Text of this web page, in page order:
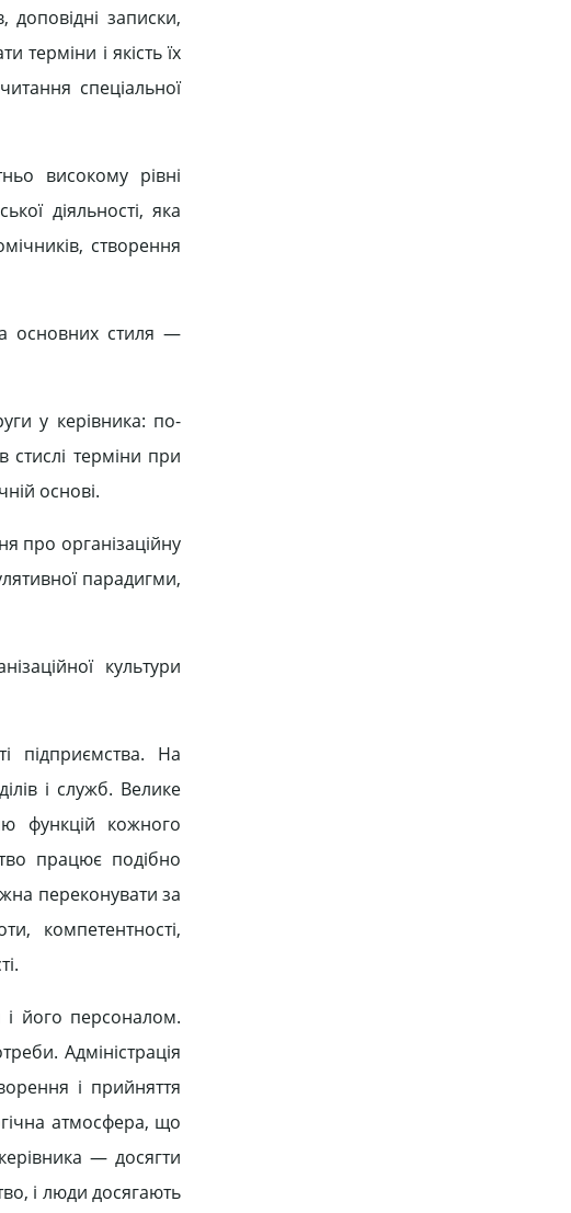
записки,
і якість їх
спеціальної
високому рівні
діяльності, яка
створення
основних стиля —
у керівника: по-
терміни при
основі.
про організаційну
парадигми,
культури
підприємства. На
і служб. Велике
функцій кожного
працює подібно
переконувати за
компетентності,
його персоналом.
Адміністрація
і прийняття
атмосфера, що
— досягти
і люди досягають